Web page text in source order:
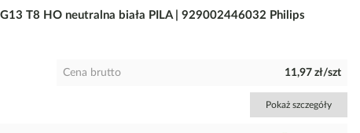
T8 HO neutralna biała PILA | 929002446032 Philips
Cena brutto 11,97 zł/szt
Pokaż szczegóły